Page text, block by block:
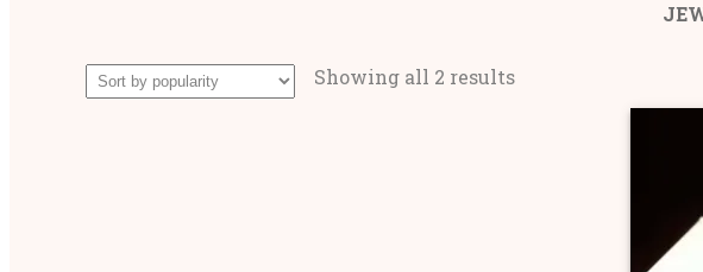
Showing all 2 resultsSorted